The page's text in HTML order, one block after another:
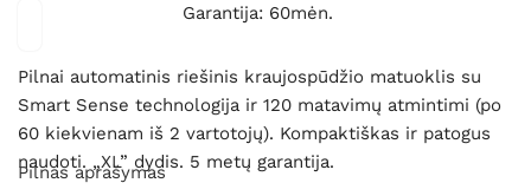
Garantija: 60mėn.
Pilnai automatinis riešinis kraujospūdžio matuoklis su
Smart Sense technologija ir 120 matavimų atmintimi (po
60 kiekvienam iš 2 vartotojų). Kompaktiškas ir patogus
naudoti. „XL” dydis. 5 metų garantija.
Pilnas aprašymas